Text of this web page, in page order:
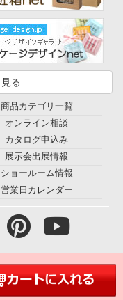
る
商品カテゴリ一覧
オンライン相談
カタログ申込み
展示会出展情報
ショールーム情報
営業日カレンダー
｜
Reserved.